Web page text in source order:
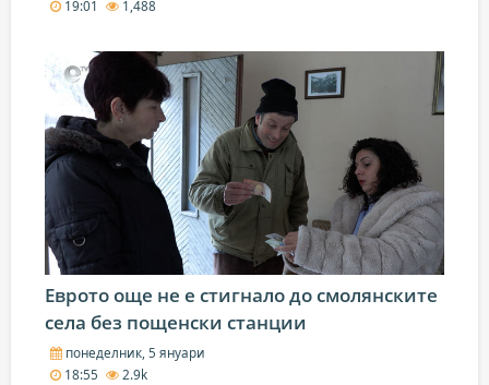
19:01 1,488
Еврото още не е стигнало до смолянските
села без пощенски станции
понеделник, 5 януари
18:55
2.9k